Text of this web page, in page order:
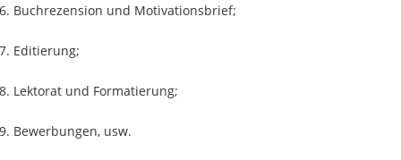
Buchrezension und Motivationsbrief;
Editierung;
Lektorat und Formatierung;
Bewerbungen, usw.